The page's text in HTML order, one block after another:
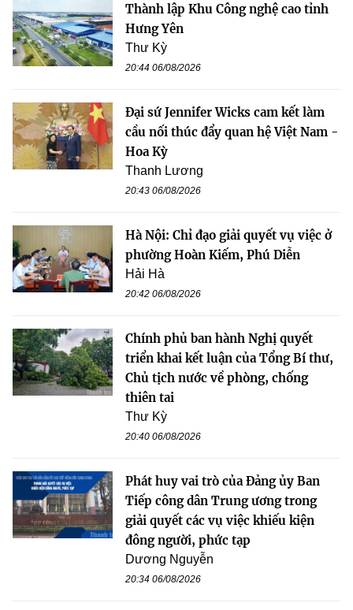
Thành lập Khu Công nghệ cao tỉnh
Hưng Yên
Thư Kỳ
20:44 06/08/2026
Đại sứ Jennifer Wicks cam kết làm
cầu nối thúc đẩy quan hệ Việt Nam -
Hoa Kỳ
Thanh Lương
20:43 06/08/2026
Hà Nội: Chỉ đạo giải quyết vụ việc ở
phường Hoàn Kiếm, Phú Diễn
Hải Hà
20:42 06/08/2026
Chính phủ ban hành Nghị quyết
triển khai kết luận của Tổng Bí thư,
Chủ tịch nước về phòng, chống
thiên tai
Thư Kỳ
20:40 06/08/2026
Phát huy vai trò của Đảng ủy Ban
Tiếp công dân Trung ương trong
giải quyết các vụ việc khiếu kiện
đông người, phức tạp
Dương Nguyễn
20:34 06/08/2026